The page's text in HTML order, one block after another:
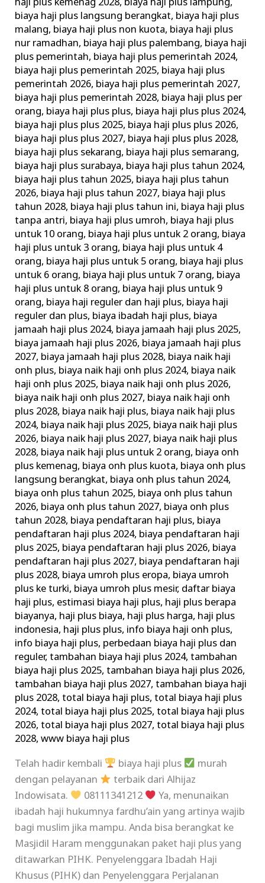
haji plus kemenag 2028, biaya haji plus lampung,
biaya haji plus langsung berangkat, biaya haji plus
malang, biaya haji plus non kuota, biaya haji plus
nur ramadhan, biaya haji plus palembang, biaya haji
plus pemerintah, biaya haji plus pemerintah 2024,
biaya haji plus pemerintah 2025, biaya haji plus
pemerintah 2026, biaya haji plus pemerintah 2027,
biaya haji plus pemerintah 2028, biaya haji plus per
orang, biaya haji plus plus, biaya haji plus plus 2024,
biaya haji plus plus 2025, biaya haji plus plus 2026,
biaya haji plus plus 2027, biaya haji plus plus 2028,
biaya haji plus sekarang, biaya haji plus semarang,
biaya haji plus surabaya, biaya haji plus tahun 2024,
biaya haji plus tahun 2025, biaya haji plus tahun
2026, biaya haji plus tahun 2027, biaya haji plus
tahun 2028, biaya haji plus tahun ini, biaya haji plus
tanpa antri, biaya haji plus umroh, biaya haji plus
untuk 10 orang, biaya haji plus untuk 2 orang, biaya
haji plus untuk 3 orang, biaya haji plus untuk 4
orang, biaya haji plus untuk 5 orang, biaya haji plus
untuk 6 orang, biaya haji plus untuk 7 orang, biaya
haji plus untuk 8 orang, biaya haji plus untuk 9
orang, biaya haji reguler dan haji plus, biaya haji
reguler dan plus, biaya ibadah haji plus, biaya
jamaah haji plus 2024, biaya jamaah haji plus 2025,
biaya jamaah haji plus 2026, biaya jamaah haji plus
2027, biaya jamaah haji plus 2028, biaya naik haji
onh plus, biaya naik haji onh plus 2024, biaya naik
haji onh plus 2025, biaya naik haji onh plus 2026,
biaya naik haji onh plus 2027, biaya naik haji onh
plus 2028, biaya naik haji plus, biaya naik haji plus
2024, biaya naik haji plus 2025, biaya naik haji plus
2026, biaya naik haji plus 2027, biaya naik haji plus
2028, biaya naik haji plus untuk 2 orang, biaya onh
plus kemenag, biaya onh plus kuota, biaya onh plus
langsung berangkat, biaya onh plus tahun 2024,
biaya onh plus tahun 2025, biaya onh plus tahun
2026, biaya onh plus tahun 2027, biaya onh plus
tahun 2028, biaya pendaftaran haji plus, biaya
pendaftaran haji plus 2024, biaya pendaftaran haji
plus 2025, biaya pendaftaran haji plus 2026, biaya
pendaftaran haji plus 2027, biaya pendaftaran haji
plus 2028, biaya umroh plus eropa, biaya umroh
plus ke turki, biaya umroh plus mesir, daftar biaya
haji plus, estimasi biaya haji plus, haji plus berapa
biayanya, haji plus biaya, haji plus harga, haji plus
indonesia, haji plus plus, info biaya haji onh plus,
info biaya haji plus, perbedaan biaya haji plus dan
reguler,tambahan biaya haji plus 2024,tambahan
biaya haji plus 2025,tambahan biaya haji plus 2026,
tambahan biaya haji plus 2027,tambahan biaya haji
plus 2028,total biaya haji plus,total biaya haji plus
2024,total biaya haji plus 2025,total biaya haji plus
2026,total biaya haji plus 2027,total biaya haji plus
2028,www biaya haji plus
Telah hadir kembali
biaya haji plus
murah
dengan pelayanan
terbaik dari Alhijaz
Indowisata.
08111341212
Ya, menunaikan
ibadah haji hukumnya fardhu’ain yang artinya wajib
bagi muslim jika mampu. Anda bisa berangkat ke
Masjidil Haram menggunakan paket haji plus yang
ditawarkan PIHK. Penyelenggara Ibadah Haji
Khusus (PIHK) dan Penyelenggara Perjalanan